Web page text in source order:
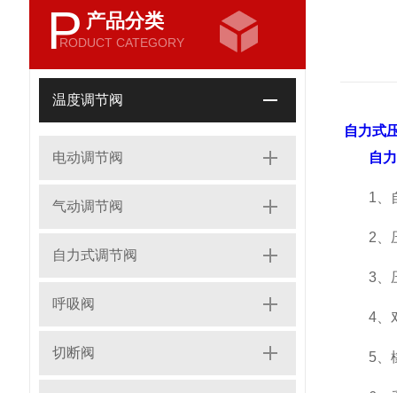
P 产品分类
RODUCT CATEGORY
温度调节阀
电动调节阀
气动调节阀
自力式调节阀
呼吸阀
切断阀
自力式
自
1、自
2、压
3、压
4、对
5、橡